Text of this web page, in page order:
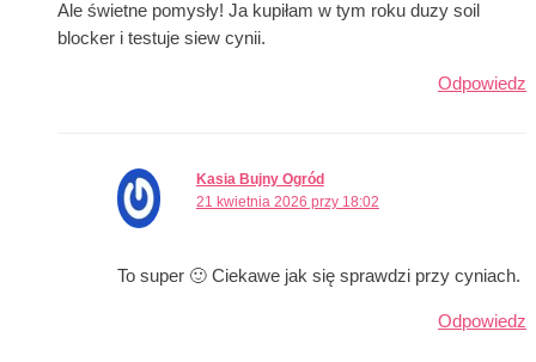
Ale świetne pomysły! Ja kupiłam w tym roku duzy soil
blocker i testuje siew cynii.
Odpowiedz
Kasia Bujny Ogród
21 kwietnia 2026 przy 18:02
To super 🙂 Ciekawe jak się sprawdzi przy cyniach.
Odpowiedz